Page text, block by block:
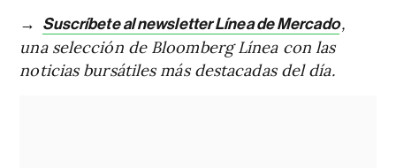
→ Suscríbete al newsletter Línea de Mercado,
una selección de Bloomberg Línea con las
noticias bursátiles más destacadas del día.